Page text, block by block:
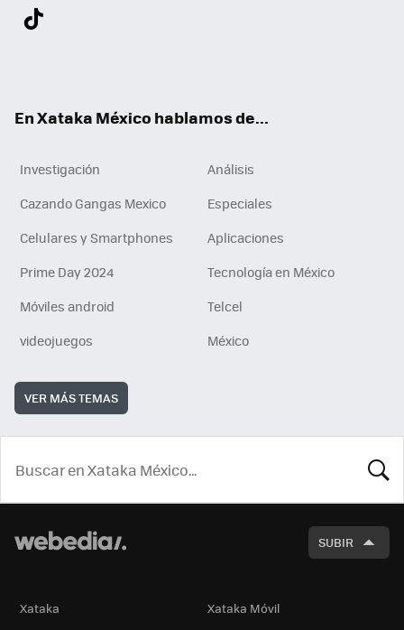
En Xataka México hablamos de...
Investigación
Análisis
Cazando Gangas Mexico
Especiales
Celulares y Smartphones
Aplicaciones
Prime Day 2024
Tecnología en México
Móviles android
Telcel
videojuegos
México
VER MÁS TEMAS
SUBIR
Xataka
Xataka Móvil